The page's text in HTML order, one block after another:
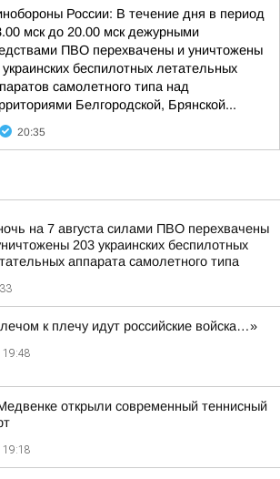
России: В течение дня в период
мск до 20.00 мск дежурными
ПВО перехвачены и уничтожены
беспилотных летательных
самолетного типа над
Белгородской, Брянской...
20:35
на 7 августа силами ПВО перехвачены
203 украинских беспилотных
аппарата самолетного типа
к плечу идут российские войска…»
19:48
открыли современный теннисный
19:18